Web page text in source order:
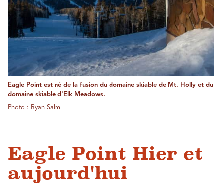
Eagle Point est né de la fusion du domaine skiable de Mt. Holly et du
domaine skiable d'Elk Meadows.
Photo : Ryan Salm
Eagle Point Hier et
aujourd'hui